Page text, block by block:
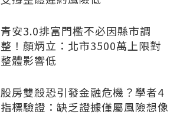
青安3.0排富門檻不必因縣市調
整！顏炳立：北市3500萬上限對
整體影響低
股房雙殺恐引發金融危機？學者4
指標驗證：缺乏證據僅屬風險想像